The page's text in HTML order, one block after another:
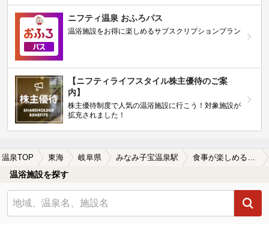
ニフティ温泉 おふろパス
温浴施設をお得に楽しめるサブスクリプションプラン
【ニフティライフスタイル株主優待のご案
内】
株主優待制度で人気の温浴施設に行こう！対象施設が
拡充されました！
温泉TOP 東海 岐阜県 みなみ子宝温泉駅 食事が楽しめるみなみ子宝温泉駅近くの温泉、日帰り温泉、スーパー銭湯おすすめ
温浴施設を探す